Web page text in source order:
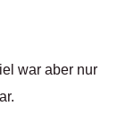
war aber nur